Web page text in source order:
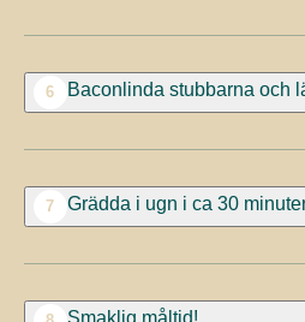
6 Baconlinda stubbarna och
7 Grädda i ugn i ca 30
Smaklig måltid!